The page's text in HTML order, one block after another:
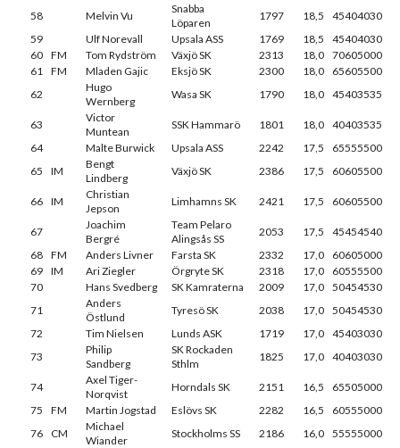
58
Melvin Vu
Snabba
Löparen
1797 18,5
45404030
59
Ulf Norevall Upsala ASS 1769 18,5
45404030
60 FM Tom Rydström Växjö SK 2313 18,0 70605000
61 FM Mladen Gajic Eksjö SK 2300 18,0
65605500
62
Hugo
Wernberg
Wasa SK 1790 18,0 45403535
63
Victor
Muntean
SSK Hammarö 1801 18,0 40403535
64
Malte Burwick Upsala ASS 2242 17,5
65555500
65
IM
Bengt
Lindberg
Växjö SK 2386 17,5 60605500
66 IM
Christian
Jepson
Limhamns SK 2421 17,5 60605500
67
Joachim
Bergré
Team Pelaro
Alingsås SS
2053 17,5
45454540
68 FM Anders Livner Farsta SK 2332 17,0
60605000
69 IM Ari Ziegler Örgryte SK 2318 17,0
60555500
70
Hans Svedberg SK Kamraterna 2009 17,0 50454530
71
Anders
Östlund
Tyresö SK 2038 17,0 50454530
72
Tim Nielsen Lunds ASK 1719 17,0 45403030
73
Philip
Sandberg
SK Rockaden
Sthlm
1825 17,0 40403030
74
Axel Tiger-
Norqvist
Horndals SK 2151 16,5
65505000
75
FM Martin Jogstad Eslövs SK 2282 16,5
60555000
76
CM
Michael
Wiander
Stockholms SS 2186 16,0 55555000